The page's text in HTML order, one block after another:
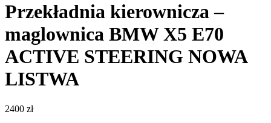
Przekładnia kierownicza –
maglownica BMW X5 E70
ACTIVE STEERING NOWA
LISTWA
2400 zł